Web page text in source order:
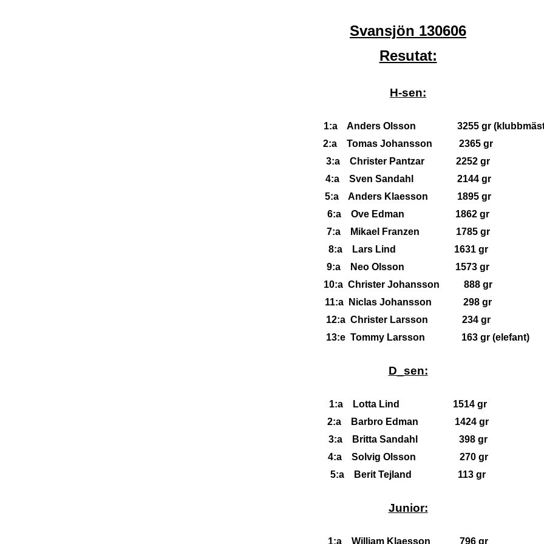
Svansjön 130606
Resutat:
H-sen:
1:a Anders Olsson 3255 gr
2:a Tomas Johansson 2365 gr
3:a Christer Pantzar 2252 gr
4:a Sven Sandahl 2144 gr
5:a Anders Klaesson 1895 gr
6:a Ove Edman 1862 gr
7:a Mikael Franzen 1785 gr
8:a Lars Lind 1631 gr
9:a Neo Olsson 1573 gr
10:a Christer Johansson 888 gr
11:a Niclas Johansson 298 gr
12:a Christer Larsson 234 gr
13:e Tommy Larsson 163 gr (elefant)
D_sen:
1:a Lotta Lind 1514 gr
2:a Barbro Edman 1424 gr
3:a Britta Sandahl 398 gr
4:a Solvig Olsson 270 gr
5:a Berit Tejland 113 gr
Junior:
1:a William Klaesson 796 gr